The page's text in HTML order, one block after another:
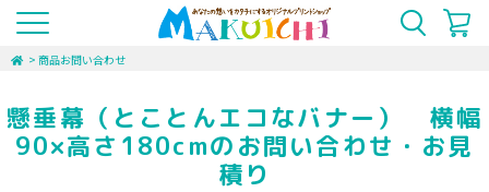
> 商品お問い合わせ
懸垂幕（とことんエコなバナー） 横幅
90×高さ180cmのお問い合わせ・お見
積り